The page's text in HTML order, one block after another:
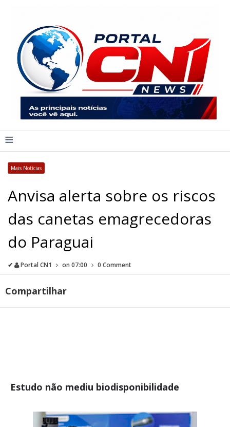
≡
Mais Notícias
Anvisa alerta sobre os riscos
das canetas emagrecedoras
do Paraguai
✔ Portal CN1 on 07:00 0 Comment
Compartilhar
Estudo não mediu biodisponibilidade